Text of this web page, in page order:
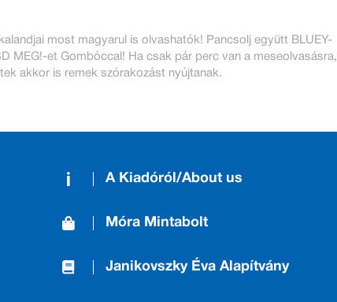
most magyarul is olvashatók! Pancsolj együtt BLUEY-
MEG!-et Gombóccal! Ha csak pár perc van a meseolvasásra,
akkor is remek szórakozást nyújtanak.
A Kiadóról/About us
Móra Mintabolt
Janikovszky Éva Alapítvány